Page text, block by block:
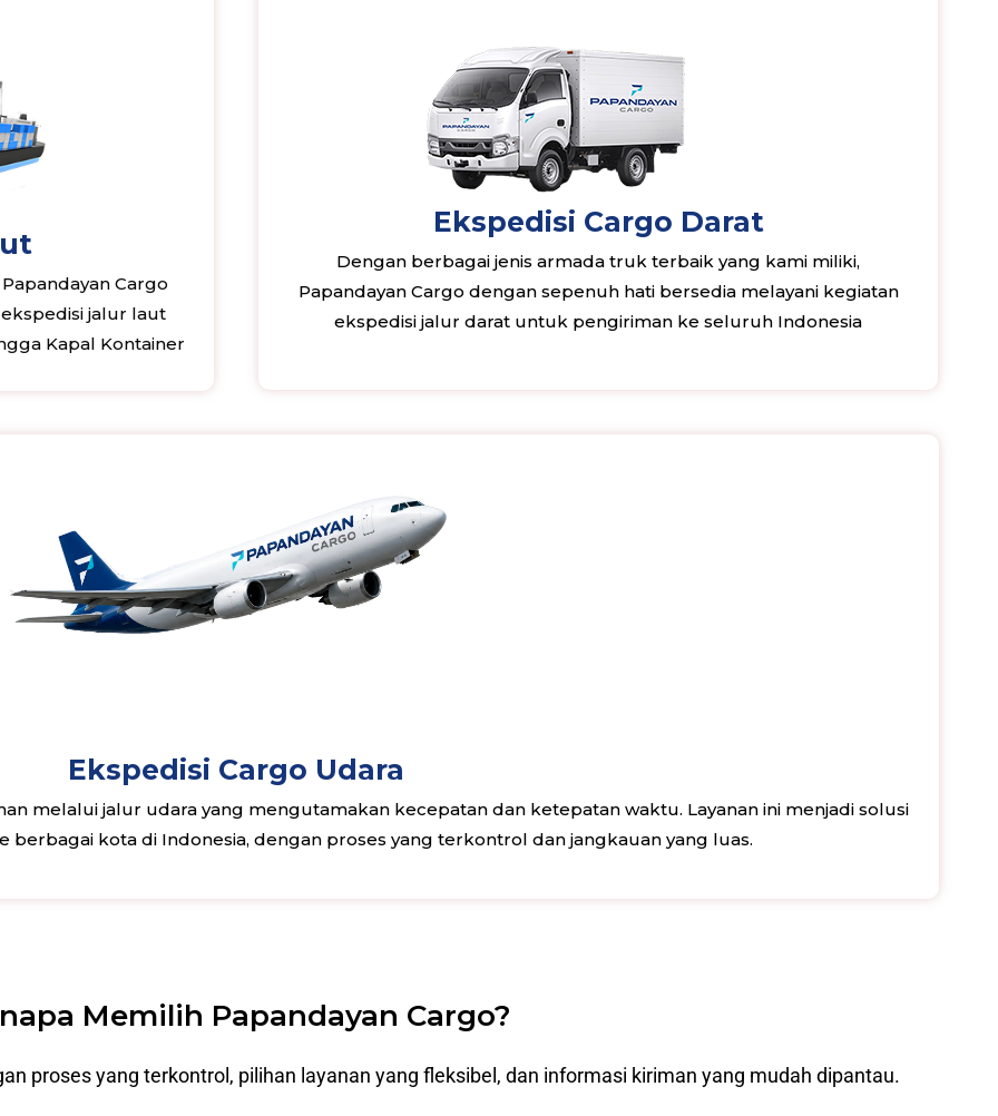
Cargo
jalur laut
Kapal Kontainer
Ekspedisi Cargo Darat
Dengan berbagai jenis armada truk terbaik yang kami miliki,
Papandayan Cargo dengan sepenuh hati bersedia melayani kegiatan
ekspedisi jalur darat untuk pengiriman ke seluruh Indonesia
Ekspedisi Cargo Udara
melalui jalur udara yang mengutamakan kecepatan dan ketepatan waktu. Layanan ini menjadi solusi
berbagai kota di Indonesia, dengan proses yang terkontrol dan jangkauan yang luas.
Memilih Papandayan Cargo?
proses yang terkontrol, pilihan layanan yang fleksibel, dan informasi kiriman yang mudah dipantau.